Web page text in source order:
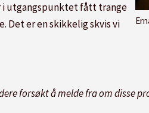
i utgangspunktet fått trange
Det er en skikkelig skvis vi
forsøkt å melde fra om disse